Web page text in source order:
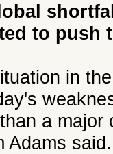
to push
in
a major
Adams said.